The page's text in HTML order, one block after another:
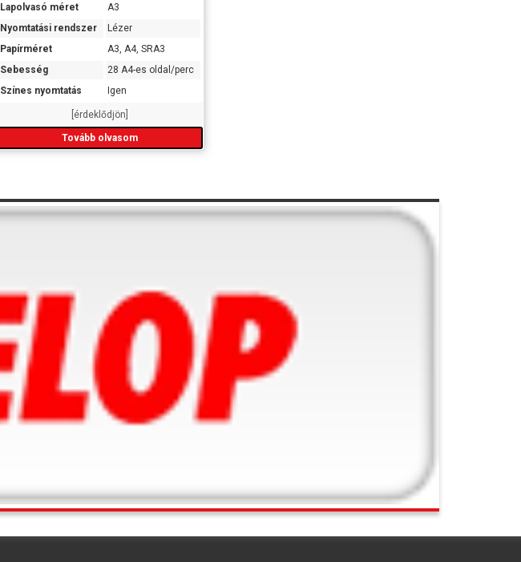
Lapolvasó méret
A3
Nyomtatási rendszer
Lézer
Papírméret
A3, A4, SRA3
Sebesség
28 A4-es oldal/perc
Színes nyomtatás
Igen
[érdeklődjön]
Tovább olvasom